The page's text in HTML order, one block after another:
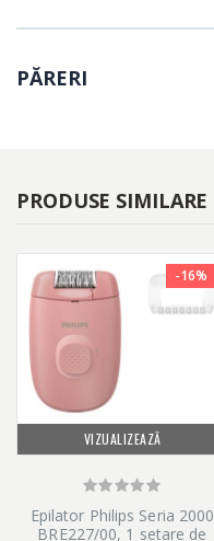
PĂRERI
PRODUSE SIMILARE
VIZUALIZEAZĂ
-16%
Epilator Philips Seria 2000
BRE227/00, 1 setare de